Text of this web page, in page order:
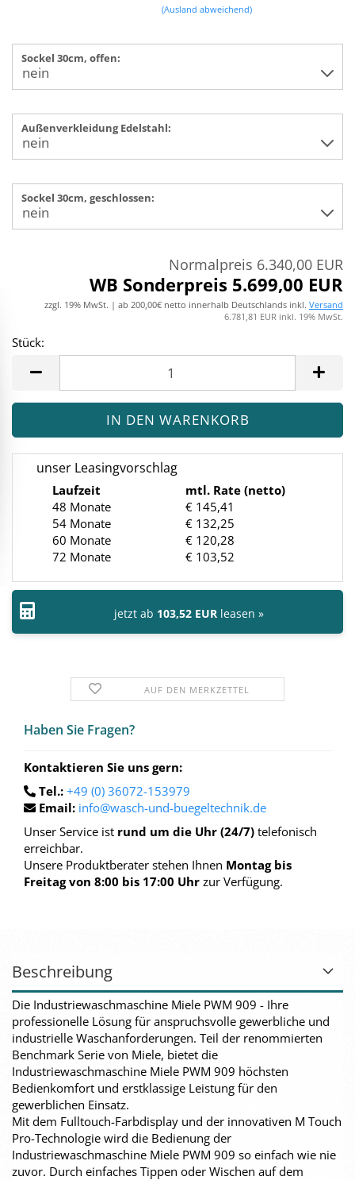
(Ausland abweichend)
Sockel 30cm, offen:
Außenverkleidung Edelstahl:
Sockel 30cm, geschlossen:
Normalpreis 6.340,00 EUR
WB Sonderpreis 5.699,00 EUR
zzgl. 19% MwSt. | ab 200,00€ netto innerhalb Deutschlands inkl. Versand
6.781,81 EUR inkl. 19% MwSt.
Stück:
unser Leasingvorschlag
Laufzeit
mtl. Rate (netto)
48 Monate
€ 145,41
54 Monate
€ 132,25
60 Monate
€ 120,28
72 Monate
€ 103,52
jetzt ab 103,52 EUR leasen »
AUF DEN MERKZETTEL
Haben Sie Fra­gen?
Kontaktieren Sie uns gern:
Tel.: +49 (0) 36072-153979
Email: info@wasch-und-buegeltechnik.de
Unser Service ist rund um die Uhr (24/7) telefonisch
erreichbar.
Unsere Produktberater stehen Ihnen Montag bis
Freitag von 8:00 bis 17:00 Uhr zur Verfügung.
Beschreibung
Die Industriewaschmaschine Miele PWM 909 - Ihre
professionelle Lösung für anspruchsvolle gewerbliche und
industrielle Waschanforderungen. Teil der renommierten
Benchmark Serie von Miele, bietet die
Industriewaschmaschine Miele PWM 909 höchsten
Bedienkomfort und erstklassige Leistung für den
gewerblichen Einsatz.
Mit dem Fulltouch-Farbdisplay und der innovativen M Touch
Pro-Technologie wird die Bedienung der
Industriewaschmaschine Miele PWM 909 so einfach wie nie
zuvor. Durch einfaches Tippen oder Wischen auf dem